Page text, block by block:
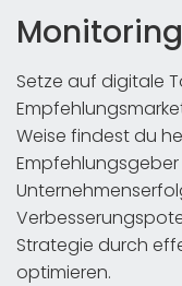
Monitoring
Setze auf digitale
Weise findest du
Strategie durch
optimieren.